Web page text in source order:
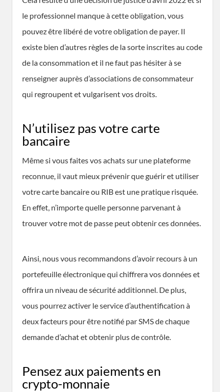
le professionnel manque à cette obligation, vous
pouvez être libéré de votre obligation de payer. Il
existe bien d’autres règles de la sorte inscrites au code
de la consommation et il ne faut pas hésiter à se
renseigner auprès d’associations de consommateur
qui regroupent et vulgarisent vos droits.
N’utilisez pas votre carte
bancaire
Même si vous faites vos achats sur une plateforme
reconnue, il vaut mieux prévenir que guérir et utiliser
votre carte bancaire ou RIB est une pratique risquée.
En effet, n’importe quelle personne parvenant à
trouver votre mot de passe peut obtenir ces données.
Ainsi, nous vous recommandons d’avoir recours à un
portefeuille électronique qui chiffrera vos données et
offrira un niveau de sécurité additionnel. De plus,
vous pourrez activer le service d’authentification à
deux facteurs pour être notifié par SMS de chaque
demande d’achat et obtenir plus de contrôle.
Pensez aux paiements en
crypto-monnaie